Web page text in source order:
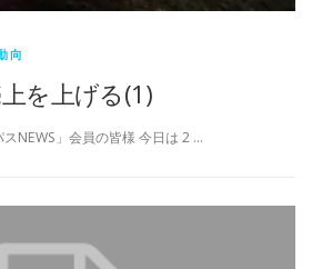
向
を上げる(1)
NEWS」会員の皆様 今日は 2 …